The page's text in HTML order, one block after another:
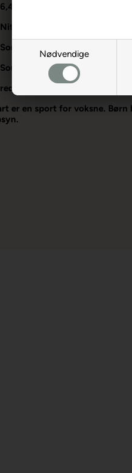
Nødvendige
6,45
Nitrotech & Hardcore Flights
Sorte Stålspidser
South Road, GB-CF313PT
reddragondarts.com
er en sport for voksne. Børn